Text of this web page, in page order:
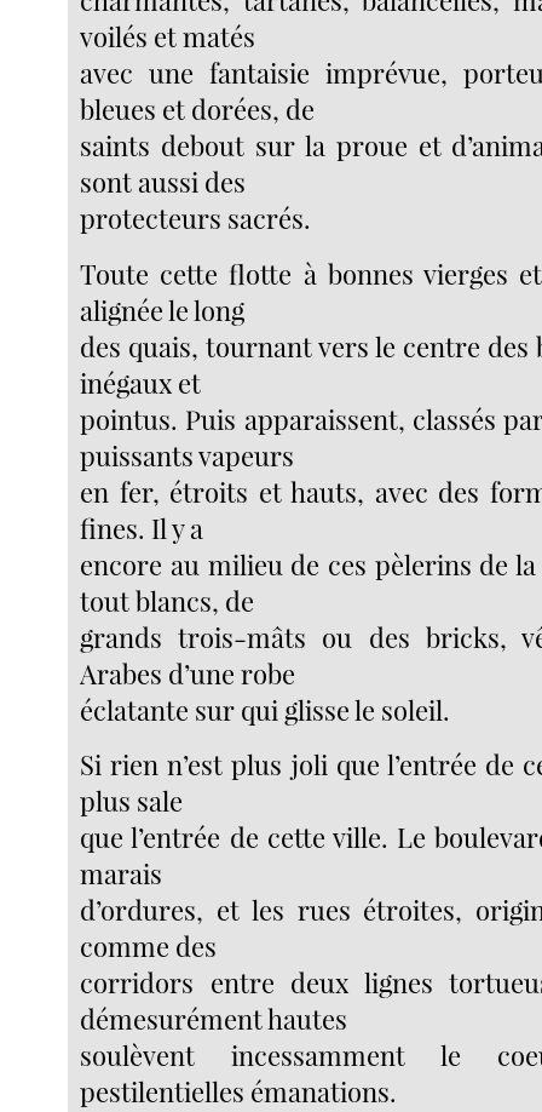
voilés et matés
avec une fantaisie imprévue,
bleues et dorées, de
saints debout sur la proue et
sont aussi des
protecteurs sacrés.
Toute cette flotte à bonnes vierges
alignée le long
des quais, tournant vers le centre des
inégaux et
pointus. Puis apparaissent, classés
puissants vapeurs
en fer, étroits et hauts, avec des
fines. Il y a
encore au milieu de ces pèlerins de
tout blancs, de
grands trois-mâts ou des bricks,
Arabes d’une robe
éclatante sur qui glisse le soleil.
Si rien n’est plus joli que l’entrée de
plus sale
que l’entrée de cette ville. Le
marais
d’ordures, et les rues étroites,
comme des
corridors entre deux lignes
démesurément hautes
soulèvent incessamment le
pestilentielles émanations.